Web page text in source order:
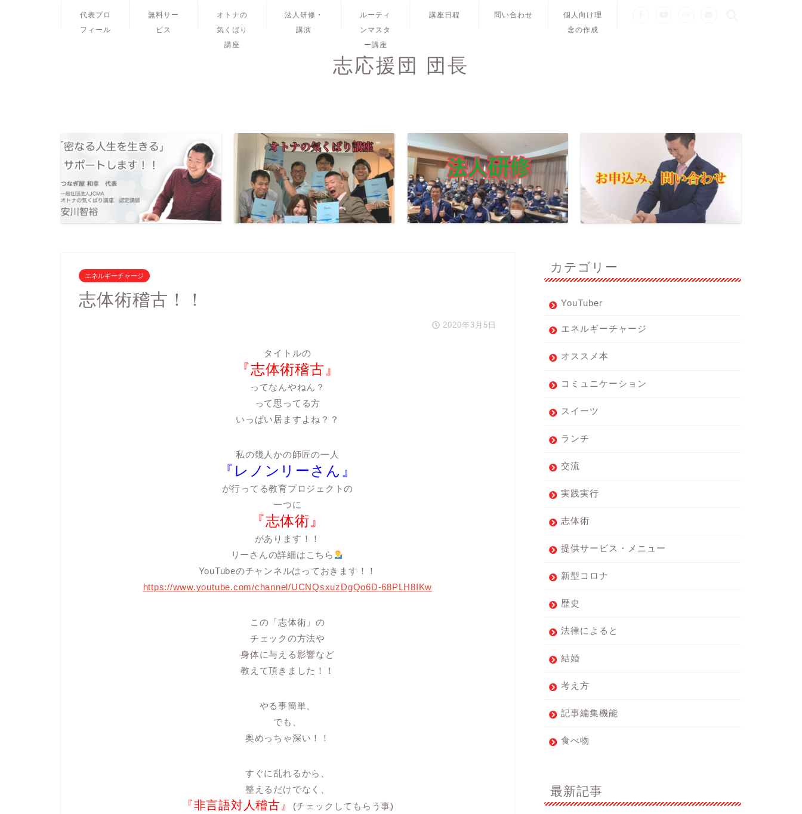
代表プロ
フィール
無料サー
ビス
オトナの
気くばり
講座
法人研修・
講演
ルーティ
ンマスタ
ー講座
講座日程 問い合わせ
個人向け理
念の作成
志応援団 団長
エネルギーチャージ
志体術稽古！！
2020年3月5日
タイトルの
『志体術稽古』
ってなんやねん？
って思ってる方
いっぱい居ますよね？？
私の幾人かの師匠の一人
『レノンリーさん』
が行ってる教育プロジェクトの
一つに
『志体術』
があります！！
リーさんの詳細はこちら
YouTubeのチャンネルはっておきます！！
https://www.youtube.com/channel/UCNQsxuzDgQo6D-68PLH8IKw
この「志体術」の
チェックの方法や
身体に与える影響など
教えて頂きました！！
やる事簡単、
でも、
奥めっちゃ深い！！
すぐに乱れるから、
整えるだけでなく、
『非言語対人稽古』
(チェックしてもらう事)
カテゴリー
YouTuber
エネルギーチャージ
オススメ本
コミュニケーション
スイーツ
ランチ
交流
実践実行
志体術
提供サービス・メニュー
新型コロナ
歴史
法律によると
結婚
考え方
記事編集機能
食べ物
最新記事